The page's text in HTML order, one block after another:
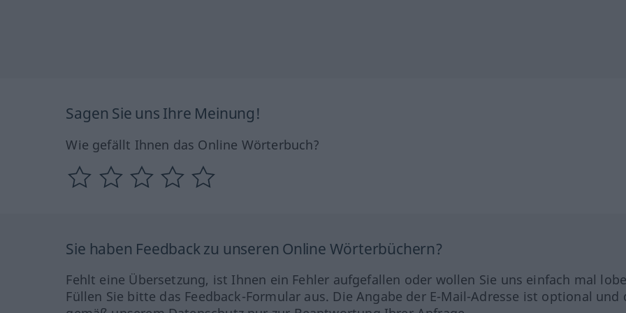
Sagen Sie uns Ihre Meinung!
Wie gefällt Ihnen das Online Wörterbuch?
Sie haben Feedback zu unseren Online Wörterbüchern?
Fehlt eine Übersetzung, ist Ihnen ein Fehler aufgefallen oder wollen Sie uns einfach mal
Füllen Sie bitte das Feedback-Formular aus. Die Angabe der E-Mail-Adresse ist optional und